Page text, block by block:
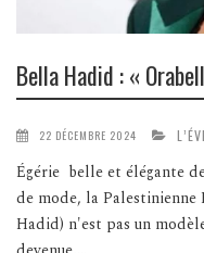
Bella Hadid : «
22 DÉCEMBRE 2024
Égérie belle et élégante
de mode, la
Hadid) n'est pas un